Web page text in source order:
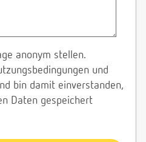
anonym stellen.
und
bin damit einverstanden,
Daten gespeichert